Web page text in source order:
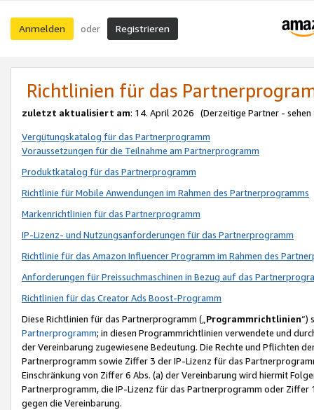
Anmelden oder Registrieren
Richtlinien für das
zuletzt aktualisiert am: 14. April 2026 (Derzeitige Partner - sehen
Vergütungskatalog für das Partnerprogramm
Voraussetzungen für die Teilnahme am Partnerprogramm
Produktkatalog für das Partnerprogramm
Richtlinie für Mobile Anwendungen im Rahmen des Partnerprogramms
Markenrichtlinien für das Partnerprogramm
IP-Lizenz- und Nutzungsanforderungen für das Partnerprogramm
Richtlinie für das Amazon Influencer Programm im Rahmen des
Anforderungen für Preissuchmaschinen in Bezug auf das
Richtlinien für das Creator Ads Boost-Programm
Diese Richtlinien für das Partnerprogramm („Programmrichtlinien“)
Partnerprogramm; in diesen Programmrichtlinien verwendete und
der Vereinbarung zugewiesene Bedeutung. Die Rechte und Pflichten
Partnerprogramm sowie Ziffer 3 der IP-Lizenz für das
Einschränkung von Ziffer 6 Abs. (a) der Vereinbarung wird hiermit
Partnerprogramm, die IP-Lizenz für das Partnerprogramm oder
gegen die Vereinbarung.